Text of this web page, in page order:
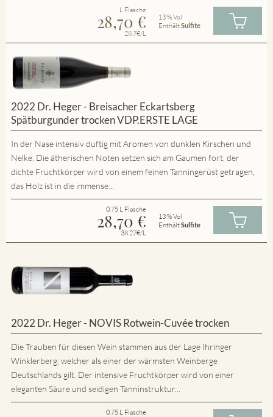
L Flasche
28,70 €
28.7€/L
13 % Vol
EnthältSulfite
2022 Dr. Heger - Breisacher Eckartsberg
Spätburgunder trocken VDP.ERSTE LAGE
In der Nase intensiv duftig mit Aromen von dunklen Kirschen und
Nelke. Die ätherischen Noten setzen sich am Gaumen fort, der
dichte Fruchtkörper wird von einem feinen Tanningerüst getragen,
das Holz ist in die immense...
0.75 L Flasche
28,70 €
38.27€/L
13 % Vol
EnthältSulfite
2022 Dr. Heger - NOVIS Rotwein-Cuvée trocken
Die Trauben für diesen Wein stammen aus der Lage Ihringer
Winklerberg, welcher als einer der wärmsten Weinberge
Deutschlands gilt. Der intensive Fruchtkörper wird von einer
eleganten Säure und seidigen Tanninstruktur...
0.75 L Flasche